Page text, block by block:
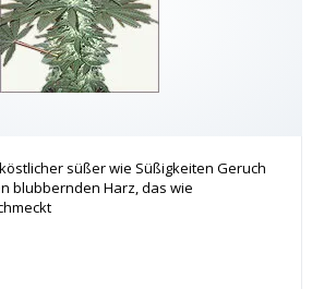
süßer wie Süßigkeiten Geruch
blubbernden Harz, das wie